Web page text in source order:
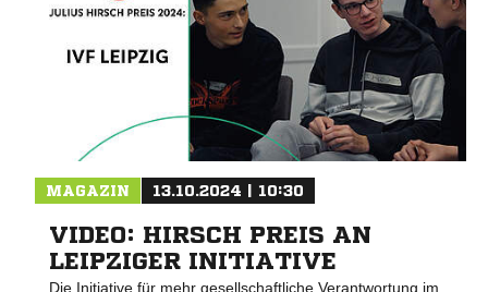
MAGAZIN 13.10.2024 | 10:30
VIDEO: HIRSCH PREIS AN
LEIPZIGER INITIATIVE
Die Initiative für mehr gesellschaftliche Verantwortung im